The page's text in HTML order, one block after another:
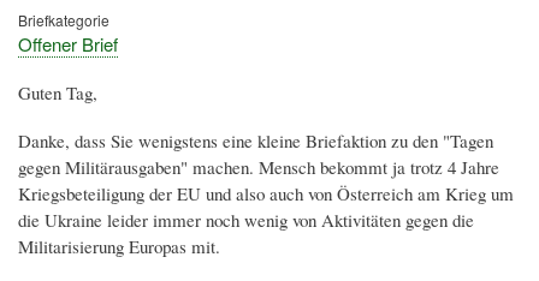
Briefkategorie
Offener Brief
Guten Tag,
Danke, dass Sie wenigstens eine kleine Briefaktion zu den "Tagen
gegen Militärausgaben" machen. Mensch bekommt ja trotz 4 Jahre
Kriegsbeteiligung der EU und also auch von Österreich am Krieg um
die Ukraine leider immer noch wenig von Aktivitäten gegen die
Militarisierung Europas mit.